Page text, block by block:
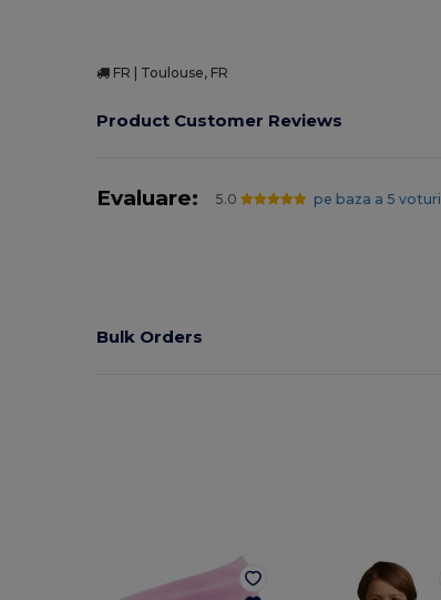
FR | Toulouse, FR
Product Customer Reviews
Evaluare: 5.0 pe baza a 5 voturi
Bulk Orders